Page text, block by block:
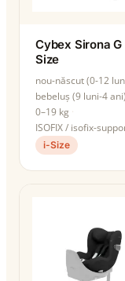
Cybex Sirona
Size
nou-născut (0-12
bebeluș (9 luni-4 ani)
0–19 kg
ISOFIX / isofix-
i-Size